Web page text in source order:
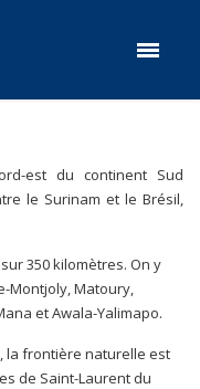
est du continent Sud
le Surinam et le Brésil,
350 kilomètres. On y
Montjoly, Matoury,
et Awala-Yalimapo.
la frontière naturelle est
de Saint-Laurent du